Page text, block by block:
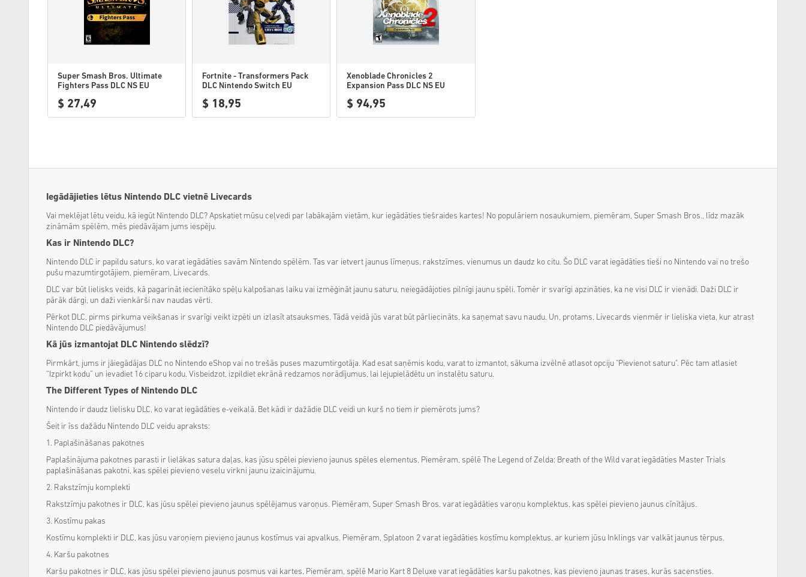
Super Smash Bros. Ultimate
Fighters Pass DLC NS EU
$ 27,49
Fortnite - Transformers Pack
DLC Nintendo Switch EU
$ 18,95
Xenoblade Chronicles 2
Expansion Pass DLC NS EU
$ 94,95
Iegādājieties lētus Nintendo DLC vietnē Livecards
Vai meklējat lētu veidu, kā iegūt Nintendo DLC? Apskatiet mūsu ceļvedi par labākajām vietām, kur iegādāties tiešraides kartes! No populāriem nosaukumiem, piemēram, Super Smash Bros., līdz mazāk
zināmām spēlēm, mēs piedāvājam jums iespēju.
Kas ir Nintendo DLC?
Nintendo DLC ir papildu saturs, ko varat iegādāties savām Nintendo spēlēm. Tas var ietvert jaunus līmeņus, rakstzīmes, vienumus un daudz ko citu. Šo DLC varat iegādāties tieši no Nintendo vai no trešo
pušu mazumtirgotājiem, piemēram, Livecards.
DLC var būt lielisks veids, kā pagarināt iecienītāko spēļu kalpošanas laiku vai izmēģināt jaunu saturu, neiegādājoties pilnīgi jaunu spēli. Tomēr ir svarīgi apzināties, ka ne visi DLC ir vienādi. Daži DLC ir
pārāk dārgi, un daži vienkārši nav naudas vērti.
Pērkot DLC, pirms pirkuma veikšanas ir svarīgi veikt izpēti un izlasīt atsauksmes. Tādā veidā jūs varat būt pārliecināts, ka saņemat savu naudu. Un, protams, Livecards vienmēr ir lieliska vieta, kur atrast
Nintendo DLC piedāvājumus!
Kā jūs izmantojat DLC Nintendo slēdzī?
Pirmkārt, jums ir jāiegādājas DLC no Nintendo eShop vai no trešās puses mazumtirgotāja. Kad esat saņēmis kodu, varat to izmantot, sākuma izvēlnē atlasot opciju "Pievienot saturu". Pēc tam atlasiet
“Izpirkt kodu” un ievadiet 16 ciparu kodu. Visbeidzot, izpildiet ekrānā redzamos norādījumus, lai lejupielādētu un instalētu saturu.
The Different Types of Nintendo DLC
Nintendo ir daudz lielisku DLC, ko varat iegādāties e-veikalā. Bet kādi ir dažādie DLC veidi un kurš no tiem ir piemērots jums?
Šeit ir īss dažādu Nintendo DLC veidu apraksts:
1. Paplašināšanas pakotnes
Paplašinājuma pakotnes parasti ir lielākas satura daļas, kas jūsu spēlei pievieno jaunus spēles elementus. Piemēram, spēlē The Legend of Zelda: Breath of the Wild varat iegādāties Master Trials
paplašināšanas pakotni, kas spēlei pievieno veselu virkni jaunu izaicinājumu.
2. Rakstzīmju komplekti
Rakstzīmju pakotnes ir DLC, kas jūsu spēlei pievieno jaunus spēlējamus varoņus. Piemēram, Super Smash Bros. varat iegādāties varoņu komplektus, kas spēlei pievieno jaunus cīnītājus.
3. Kostīmu pakas
Kostīmu komplekti ir DLC, kas jūsu varoņiem pievieno jaunus kostīmus vai apvalkus. Piemēram, Splatoon 2 varat iegādāties kostīmu komplektus, ar kuriem jūsu Inklings var valkāt jaunus tērpus.
4. Karšu pakotnes
Karšu pakotnes ir DLC, kas jūsu spēlei pievieno jaunus posmus vai kartes. Piemēram, spēlē Mario Kart 8 Deluxe varat iegādāties karšu pakotnes, kas pievieno jaunas trases, kurās sacensties.